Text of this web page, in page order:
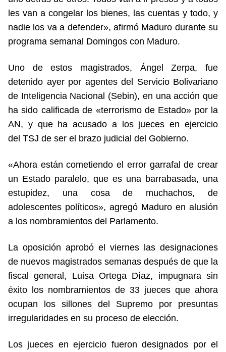
les van a congelar los bienes, las cuentas y todo, y
nadie los va a defender», afirmó Maduro durante su
programa semanal Domingos con Maduro.
Uno de estos magistrados, Ángel Zerpa, fue
detenido ayer por agentes del Servicio Bolivariano
de Inteligencia Nacional (Sebin), en una acción que
ha sido calificada de «terrorismo de Estado» por la
AN, y que ha acusado a los jueces en ejercicio
del TSJ de ser el brazo judicial del Gobierno.
«Ahora están cometiendo el error garrafal de crear
un Estado paralelo, que es una barrabasada, una
estupidez, una cosa de muchachos, de
adolescentes políticos», agregó Maduro en alusión
a los nombramientos del Parlamento.
La oposición aprobó el viernes las designaciones
de nuevos magistrados semanas después de que la
fiscal general, Luisa Ortega Díaz, impugnara sin
éxito los nombramientos de 33 jueces que ahora
ocupan los sillones del Supremo por presuntas
irregularidades en su proceso de elección.
Los jueces en ejercicio fueron designados por el